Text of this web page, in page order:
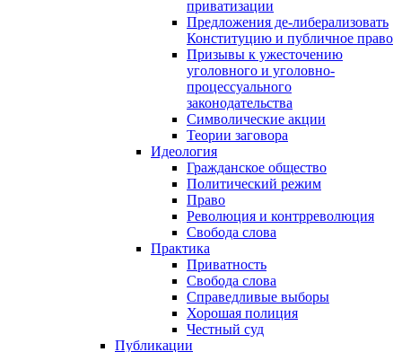
приватизации
Предложения де-либерализовать
Конституцию и публичное право
Призывы к ужесточению
уголовного и уголовно-
процессуального
законодательства
Символические акции
Теории заговора
Идеология
Гражданское общество
Политический режим
Право
Революция и контрреволюция
Свобода слова
Практика
Приватность
Свобода слова
Справедливые выборы
Хорошая полиция
Честный суд
Публикации